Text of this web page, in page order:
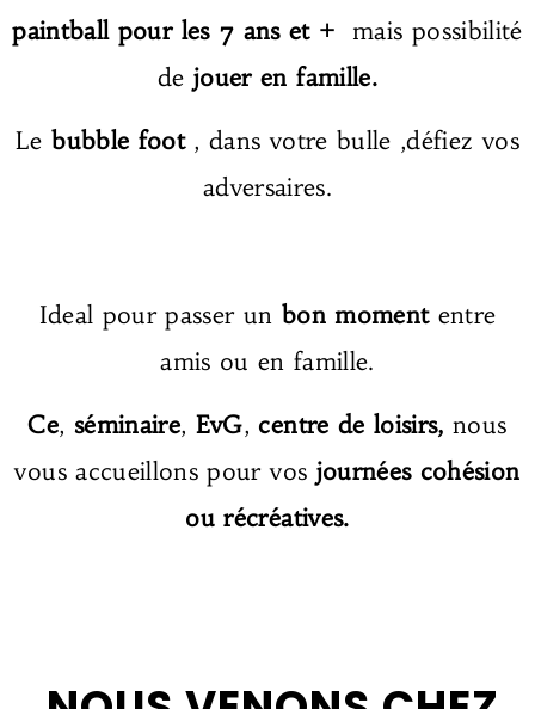
paintball pour les 7 ans et + mais possibilité
de jouer en famille.
Le bubble foot , dans votre bulle ,défiez vos
adversaires.
Ideal pour passer un bon momententre
amis ou en famille.
Ce, séminaire, EvG, centre de loisirs, nous
vous accueillons pour vos journées cohésion
ou récréatives.